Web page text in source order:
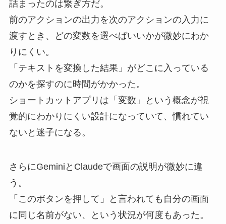
詰まったのは繋ぎ方だ。
前のアクションの出力を次のアクションの入力に
渡すとき、どの変数を選べばいいかが微妙にわか
りにくい。
「テキストを変換した結果」がどこに入っている
のかを探すのに時間がかかった。
ショートカットアプリは「変数」という概念が視
覚的にわかりにくい設計になっていて、慣れてい
ないと迷子になる。
さらにGeminiとClaudeで画面の説明が微妙に違
う。
「このボタンを押して」と言われても自分の画面
に同じ名前がない、という状況が何度もあった。